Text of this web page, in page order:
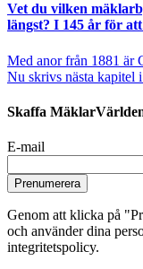
Vet du vilken
längst? I 145 år för
Med anor från 1881 är
Nu skrivs nästa kapitel
Skaffa
E-mail
Prenumerera
Genom att klicka på
och använder dina
integritetspolicy.